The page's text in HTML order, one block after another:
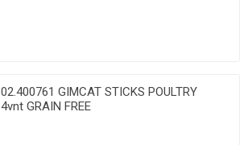
02.400761 GIMCAT STICKS POULTRY
4vnt GRAIN FREE